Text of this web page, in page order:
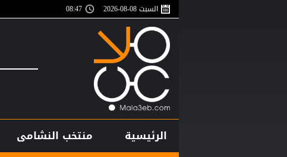
السبت 08-08-2026 08:47
الرئيسية منتخب النشامى